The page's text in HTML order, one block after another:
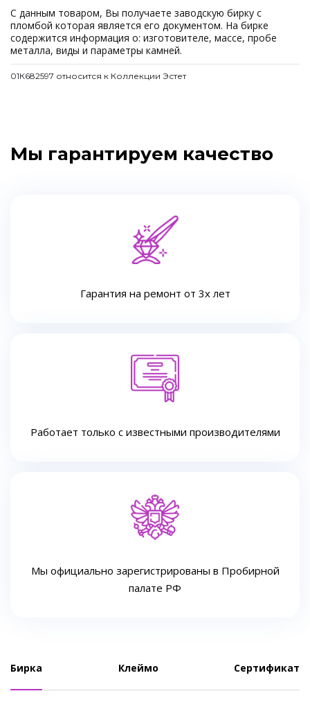
С данным товаром, Вы получаете заводскую бирку с
пломбой которая является его документом. На бирке
содержится информация о: изготовителе, массе, пробе
металла, виды и параметры камней.
01К682597 относится к Коллекции Эстет
Мы гарантируем качество
Гарантия на ремонт от 3х лет
Работает только с известными производителями
Мы официально зарегистрированы в Пробирной
палате РФ
Бирка Клеймо Сертификат